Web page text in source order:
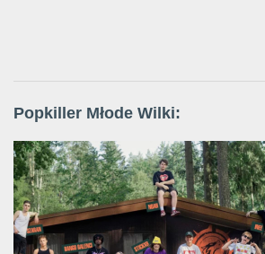
Popkiller Młode Wilki: